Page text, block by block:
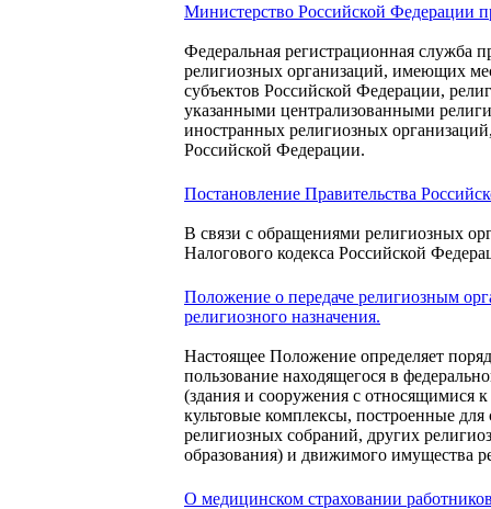
Министерство Российской Федерации
Федеральная регистрационная служба
религиозных организаций, имеющих
субъектов Российской Федерации,
указанными централизованными
иностранных религиозных
Российской Федерации.
Постановление Правительства
В связи с обращениями религиозных
Налогового кодекса Российской
Положение о передаче религиозным
религиозного назначения.
Настоящее Положение определяет
пользование находящегося в
(здания и сооружения с относящимися
культовые комплексы, построенные
религиозных собраний, других
образования) и движимого имущества
О медицинском страховании